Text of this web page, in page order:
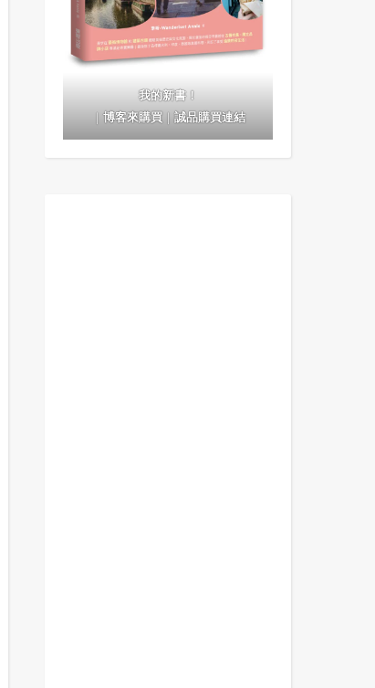
我的新書！
｜博客來購買｜誠品購買連結